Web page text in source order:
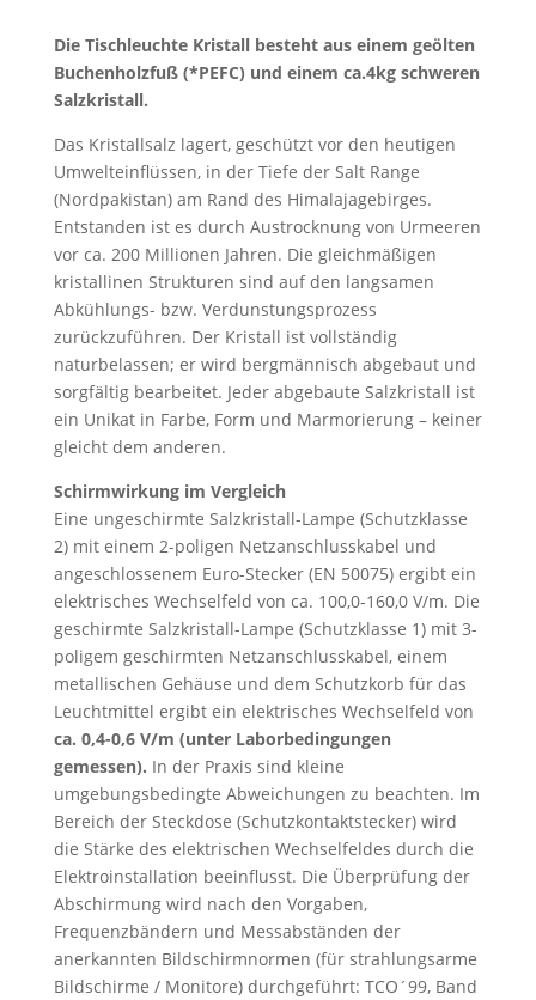
Die Tischleuchte Kristall besteht aus einem geölten
Buchenholzfuß (*PEFC) und einem ca.4kg schweren
Salzkristall.
Das Kristallsalz lagert, geschützt vor den heutigen
Umwelteinflüssen, in der Tiefe der Salt Range
(Nordpakistan) am Rand des Himalajagebirges.
Entstanden ist es durch Austrocknung von Urmeeren
vor ca. 200 Millionen Jahren. Die gleichmäßigen
kristallinen Strukturen sind auf den langsamen
Abkühlungs- bzw. Verdunstungsprozess
zurückzuführen. Der Kristall ist vollständig
naturbelassen; er wird bergmännisch abgebaut und
sorgfältig bearbeitet. Jeder abgebaute Salzkristall ist
ein Unikat in Farbe, Form und Marmorierung – keiner
gleicht dem anderen.
Schirmwirkung im Vergleich
Eine ungeschirmte Salzkristall-Lampe (Schutzklasse
2) mit einem 2-poligen Netzanschlusskabel und
angeschlossenem Euro-Stecker (EN 50075) ergibt ein
elektrisches Wechselfeld von ca. 100,0-160,0 V/m. Die
geschirmte Salzkristall-Lampe (Schutzklasse 1) mit 3-
poligem geschirmten Netzanschlusskabel, einem
metallischen Gehäuse und dem Schutzkorb für das
Leuchtmittel ergibt ein elektrisches Wechselfeld von
ca. 0,4-0,6 V/m (unter Laborbedingungen
gemessen). In der Praxis sind kleine
umgebungsbedingte Abweichungen zu beachten. Im
Bereich der Steckdose (Schutzkontaktstecker) wird
die Stärke des elektrischen Wechselfeldes durch die
Elektroinstallation beeinflusst. Die Überprüfung der
Abschirmung wird nach den Vorgaben,
Frequenzbändern und Messabständen der
anerkannten Bildschirmnormen (für strahlungsarme
Bildschirme / Monitore) durchgeführt: TCO´99, Band